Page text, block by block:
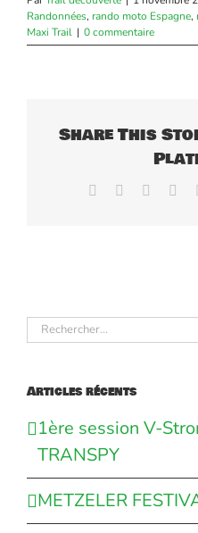
Randonnées, rando moto Espagne,
Maxi Trail | 0 commentaire
Share This
Facebook Reddit
Rechercher:
Articles récents
1ère session V-
TRANSPY
METZELER